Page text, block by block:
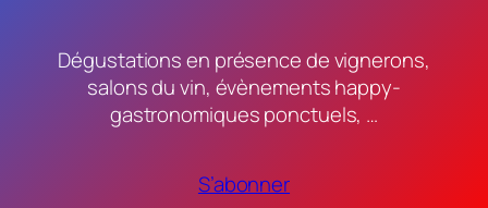
Dégustations en présence de vignerons,
salons du vin, évènements happy-
gastronomiques ponctuels, …
S’abonner